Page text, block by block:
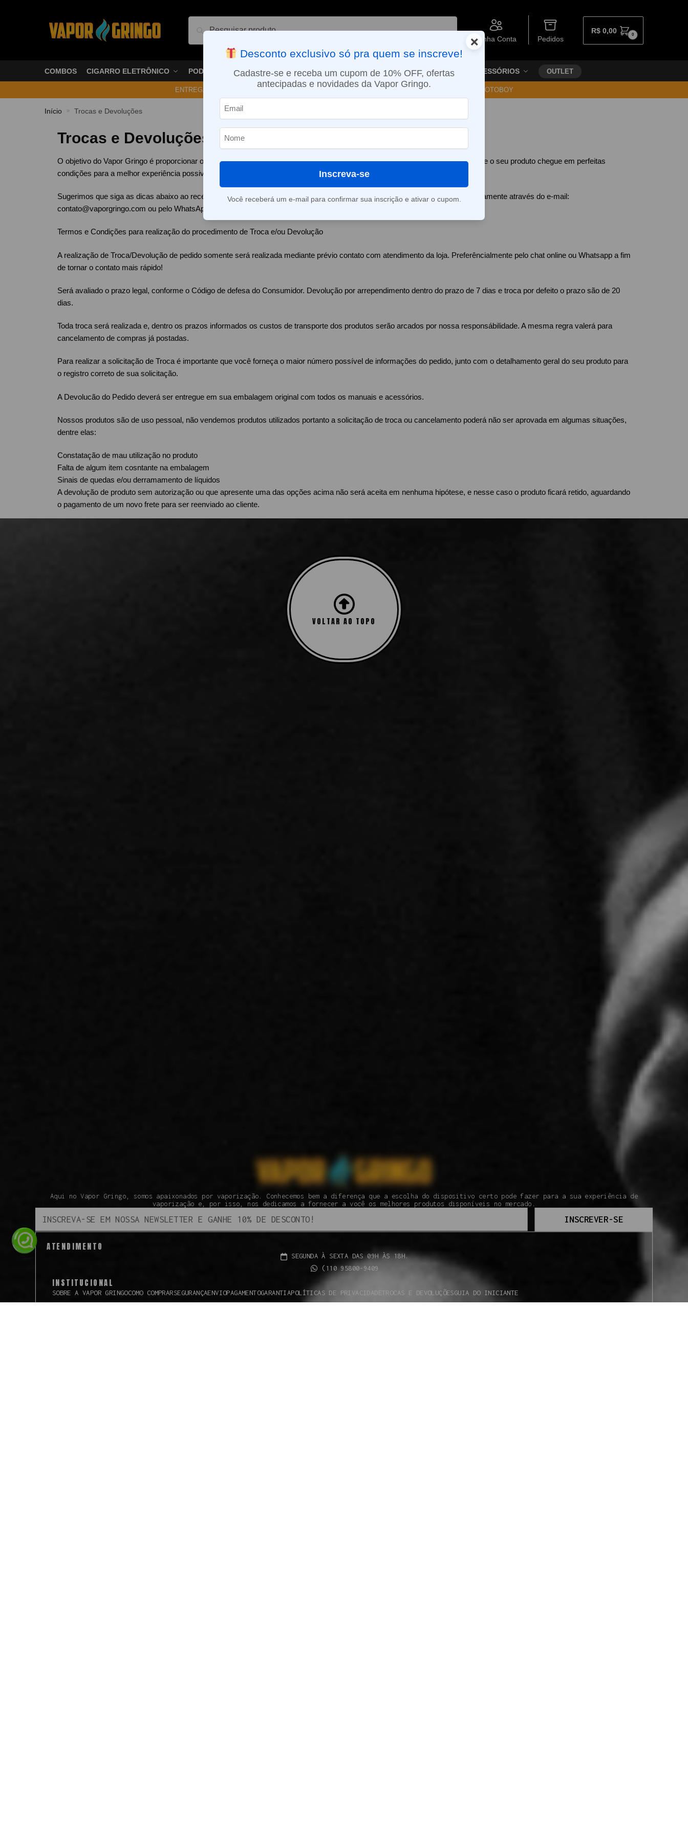
Pesquisar
Minha Conta Pedidos
R$ 0,00 0
COMBOS CIGARRO ELETRÔNICO PODS VAPORIZADOR DE ERVAS E-LIQUÍDOS NICOTINA ORAL ACESSÓRIOS OUTLET
ENTREGA NO MESMO DIA EM SÃO PAULO (SEG A SEX): PEDIDOS APROVADOS ATÉ 15:30 VIA MOTOBOY
Início » Trocas e Devoluções
Trocas e Devoluções
O objetivo do Vapor Gringo é proporcionar o melhor relacionamento entre comprador e vendedor. Buscamos sempre garantir que o seu produto chegue em perfeitas
condições para a melhor experiência possivel.
Sugerimos que siga as dicas abaixo ao receber sua encomenda e, caso haja alguma dúvida, entre em contato conosco imediatamente através do e-mail:
contato@vaporgringo.com ou pelo WhatsApp
Termos e Condições para realização do procedimento de Troca e/ou Devolução
A realização de Troca/Devolução de pedido somente será realizada mediante prévio contato com atendimento da loja. Preferêncialmente pelo chat online ou Whatsapp a fim
de tornar o contato mais rápido!
Será avaliado o prazo legal, conforme o Código de defesa do Consumidor. Devolução por arrependimento dentro do prazo de 7 dias e troca por defeito o prazo são de 20
dias.
Toda troca será realizada e, dentro os prazos informados os custos de transporte dos produtos serão arcados por nossa responsábilidade. A mesma regra valerá para
cancelamento de compras já postadas.
Para realizar a solicitação de Troca é importante que você forneça o maior número possível de informações do pedido, junto com o detalhamento geral do seu produto para
o registro correto de sua solicitação.
A Devolucão do Pedido deverá ser entregue em sua embalagem original com todos os manuais e acessórios.
Nossos produtos são de uso pessoal, não vendemos produtos utilizados portanto a solicitação de troca ou cancelamento poderá não ser aprovada em algumas situações,
dentre elas:
Constatação de mau utilização no produto
Falta de algum item cosntante na embalagem
Sinais de quedas e/ou derramamento de líquidos
A devolução de produto sem autorização ou que apresente uma das opções acima não será aceita em nenhuma hipótese, e nesse caso o produto ficará retido, aguardando
o pagamento de um novo frete para ser reenviado ao cliente.
VOLTAR AO TOPO
Aqui no Vapor Gringo, somos apaixonados por vaporização. Conhecemos bem a diferença que a escolha do dispositivo certo pode fazer para a sua experiência de
vaporização e, por isso, nos dedicamos a fornecer a você os melhores produtos disponíveis no mercado.
INSCREVER-SE
ATENDIMENTO
SEGUNDA À SEXTA DAS 09H ÀS 18H.
(110 95800-9409
INSTITUCIONAL
SOBRE A VAPOR GRINGOCOMO COMPRARSEGURANÇAENVIOPAGAMENTOGARANTIAPOLÍTICAS DE PRIVACIDADETROCAS E DEVOLUÇÕESGUIA DO INICIANTE
×
Desconto exclusivo só pra quem se inscreve!
Cadastre-se e receba um cupom de 10% OFF, ofertas
antecipadas e novidades da Vapor Gringo.
Inscreva-se
Você receberá um e-mail para confirmar sua inscrição e ativar o cupom.